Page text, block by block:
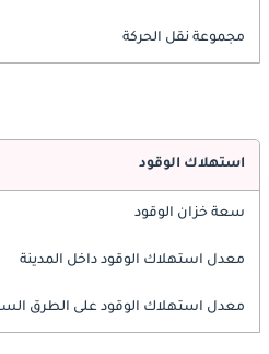
مجموعة نقل الحركة
استهلاك الوقود
سعة خزان الوقود
معدل استهلاك الوقود داخل المدينة
معدل استهلاك الوقود على الطرق